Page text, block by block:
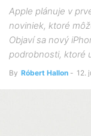
Apple plánuje v
noviniek, ktoré
Objaví sa nový
podrobnosti, ktoré
By Róbert Hallon - 12.